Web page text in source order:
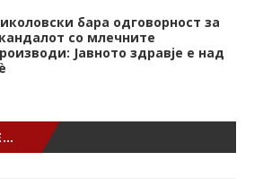
бара одговорност за
со млечните
Јавното здравје е над